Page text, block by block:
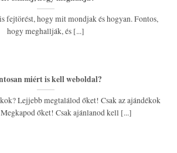
fejtörést, hogy mit mondjak és hogyan. Fontos,
hogy meghallják, és [...]
miért is kell weboldal?
Lejjebb megtalálod őket! Csak az ajándékok
őket! Csak ajánlanod kell [...]